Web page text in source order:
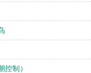
控制）